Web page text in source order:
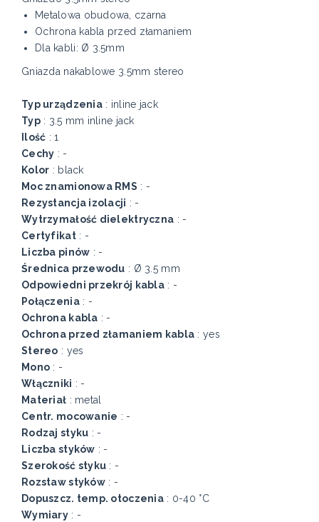
Metalowa obudowa, czarna
Ochrona kabla przed złamaniem
Dla kabli: Ø 3.5mm
Gniazda nakablowe 3.5mm stereo
Typ urządzenia: inline jack
Typ: 3.5 mm inline jack
Ilość : 1
Cechy : -
Kolor : black
Moc znamionowa RMS : -
Rezystancja izolacji : -
Wytrzymałość dielektryczna : -
Certyfikat: -
Liczba pinów : -
Średnica przewodu : Ø 3.5 mm
Odpowiedni przekrój kabla : -
Połączenia: -
Ochrona kabla : -
Ochrona przed złamaniem kabla : yes
Stereo : yes
Mono : -
Włączniki : -
Materiał : metal
Centr. mocowanie : -
Rodzaj styku : -
Liczba styków : -
Szerokość styku : -
Rozstaw styków: -
Dopuszcz. temp. otoczenia : 0-40 °C
Wymiary: -